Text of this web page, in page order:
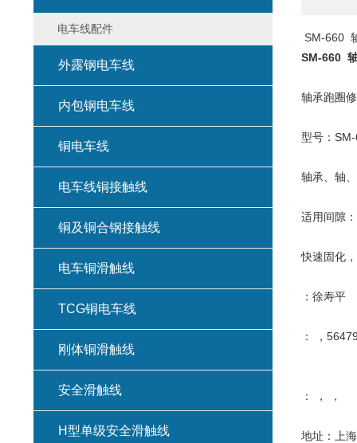
SM-660
SM-660
轴承跑圈
型号：
轴承、轴
适用间隙
快速固化
：徐寿平
： ，
： ， ，
地址：上
电车线配件
外露钢电车线
内包钢电车线
铜电车线
电车线铜接触线
铜及铜合钢接触线
电车铜滑触线
TCG铜电车线
刚体铜滑触线
安全滑触线
H型单级安全滑触线